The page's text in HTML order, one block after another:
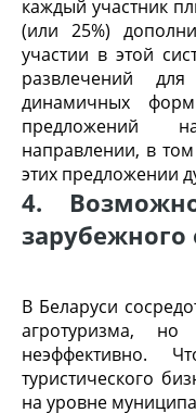
каждый участник
(или 25%)
участии в этой
развлечений
динамичных
предложений
направлении, в
этих предложении
4.
зарубежного
В Беларуси
агротуризма,
неэффективно.
туристического
на уровне